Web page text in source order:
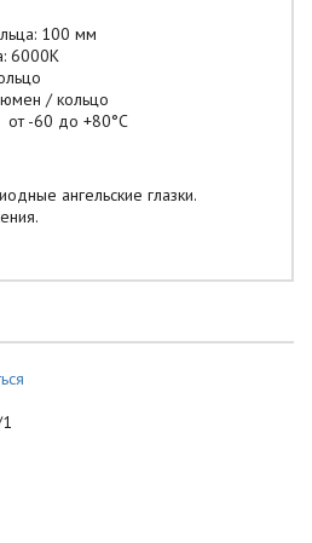
100 мм
6000К
/ кольцо
от -60 до +80°С
ангельские глазки.